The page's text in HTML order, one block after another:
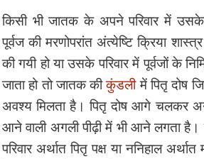
किसी भी जातक के अपने परिवार में
पूर्वज की मरणोपरांत अंत्येष्टि क्रिया
की गयी हो या उसके परिवार में पूर्वजों के
जाता हो तो जातक कीकुंडलीमें पितृ दोष
अवश्य मिलता है। पितृ दोष आगे चलकर
आने वाली अगली पीढ़ी में भी आने लगता
परिवार अर्थात पितृ पक्ष या ननिहाल